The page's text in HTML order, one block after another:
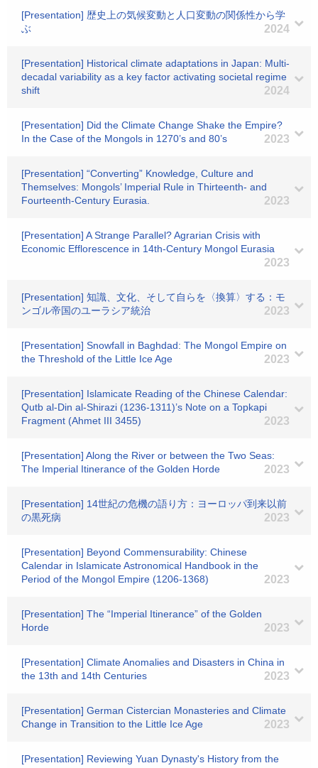
[Presentation] 歴史上の気候変動と人口変動の関係性から学
ぶ
2024
[Presentation] Historical climate adaptations in Japan: Multi-
decadal variability as a key factor activating societal regime
shift
2024
[Presentation] Did the Climate Change Shake the Empire?
In the Case of the Mongols in 1270’s and 80’s
2023
[Presentation] “Converting” Knowledge, Culture and
Themselves: Mongols’ Imperial Rule in Thirteenth- and
Fourteenth-Century Eurasia.
2023
[Presentation] A Strange Parallel? Agrarian Crisis with
Economic Efflorescence in 14th-Century Mongol Eurasia
2023
[Presentation] 知識、文化、そして自らを〈換算〉する：モ
ンゴル帝国のユーラシア統治
2023
[Presentation] Snowfall in Baghdad: The Mongol Empire on
the Threshold of the Little Ice Age
2023
[Presentation] Islamicate Reading of the Chinese Calendar:
Qutb al‐Din al‐Shirazi (1236-1311)’s Note on a Topkapi
Fragment (Ahmet III 3455)
2023
[Presentation] Along the River or between the Two Seas:
The Imperial Itinerance of the Golden Horde
2023
[Presentation] 14世紀の危機の語り方：ヨーロッパ到来以前
の黒死病
2023
[Presentation] Beyond Commensurability: Chinese
Calendar in Islamicate Astronomical Handbook in the
Period of the Mongol Empire (1206-1368)
2023
[Presentation] The “Imperial Itinerance” of the Golden
Horde
2023
[Presentation] Climate Anomalies and Disasters in China in
the 13th and 14th Centuries
2023
[Presentation] German Cistercian Monasteries and Climate
Change in Transition to the Little Ice Age
2023
[Presentation] Reviewing Yuan Dynasty's History from the